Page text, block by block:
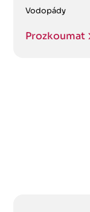
Vodopády
Prozkoumat